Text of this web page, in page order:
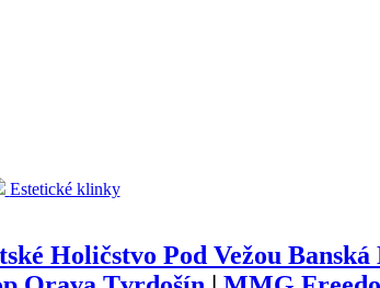
Estetické klinky
Holičstvo Pod Vežou